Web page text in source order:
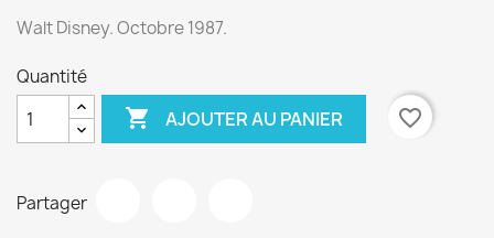
Walt Disney. Octobre 1987.
Quantité
 AJOUTER AU PANIER favorite_border
Partager